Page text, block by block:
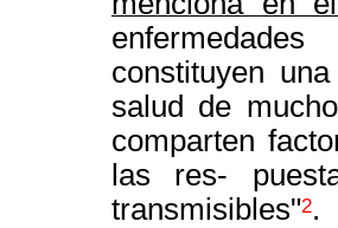
constituyen
salud de
comparten
las res-
transmisibles"2.